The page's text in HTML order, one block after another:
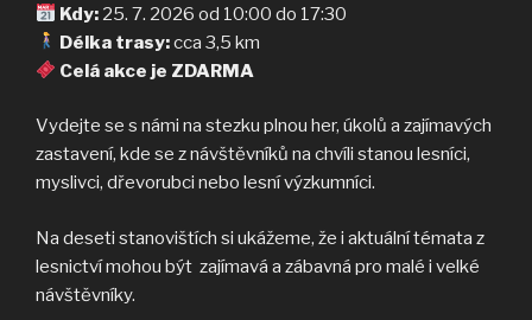
Kdy: 25. 7. 2026 od 10:00 do 17:30
Délka trasy:cca 3,5 km
Celá akce je ZDARMA
Vydejte se s námi na stezku plnou her, úkolů a zajímavých
zastavení, kde se z návštěvníků na chvíli stanou lesníci,
myslivci, dřevorubci nebo lesní výzkumníci.
Na deseti stanovištích si ukážeme, že i aktuální témata z
lesnictví mohou být zajímavá a zábavná pro malé i velké
návštěvníky.